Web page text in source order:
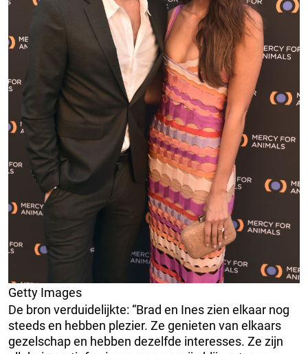
Getty Images
De bron verduidelijkte: “Brad en Ines zien elkaar nog
steeds en hebben plezier. Ze genieten van elkaars
gezelschap en hebben dezelfde interesses. Ze zijn